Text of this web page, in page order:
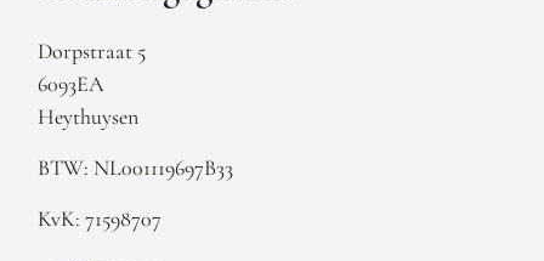
Dorpstraat 5
6093EA
Heythuysen
BTW: NL001119697B33
KvK: 71598707